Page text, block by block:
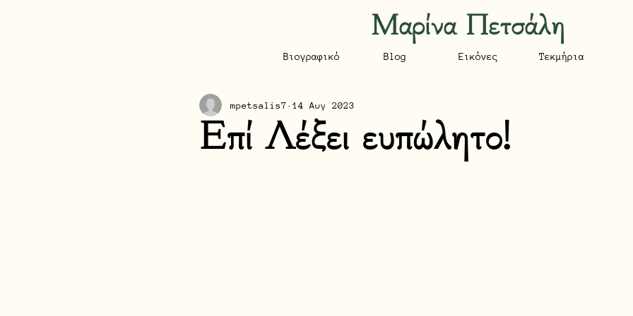
Μαρίνα Πετσάλη
Βιογραφικό Blog Εικόνες Τεκμήρια
Επί Λέξει ευπώλητο!
mpetsalis7 14 Αυγ 2023